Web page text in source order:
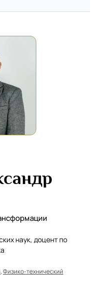
наук, доцент по
,Физико-технический